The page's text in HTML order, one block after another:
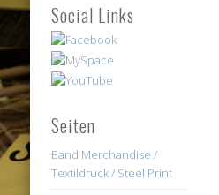
Social Links
Seiten
Band Merchandise /
Textildruck / Steel Print